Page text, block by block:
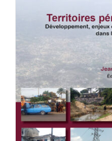
Achat en ligne
Panier WooCommerce